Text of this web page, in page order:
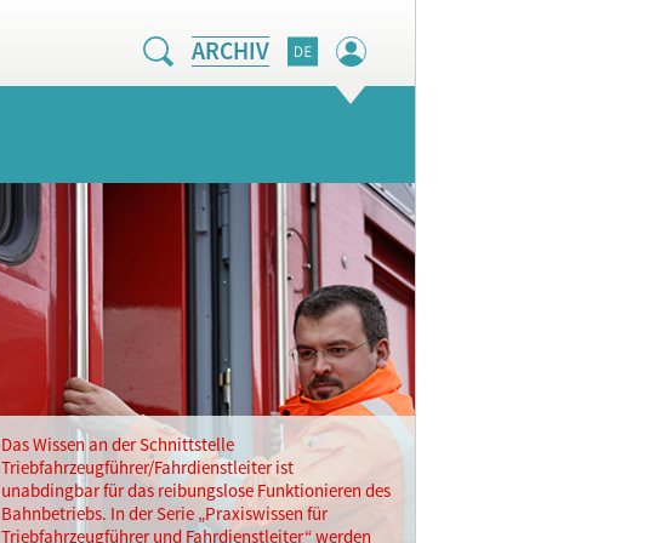
ARCHIV
Das Wissen an der Schnittstelle
Triebfahrzeugführer/Fahrdienstleiter ist
unabdingbar für das reibungslose Funktionieren des
Bahnbetriebs. In der Serie „Praxiswissen für
Triebfahrzeugführer und Fahrdienstleiter“ werden